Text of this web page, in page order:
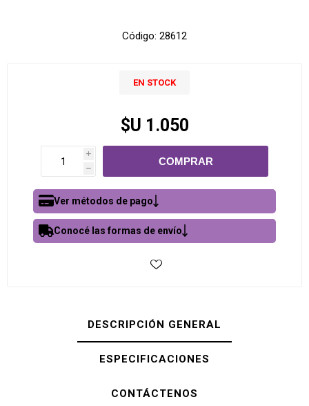
Código: 28612
EN STOCK
$U 1.050
i
h
Ver métodos de pago
Conocé las formas de envío
DESCRIPCIÓN GENERAL
ESPECIFICACIONES
CONTÁCTENOS